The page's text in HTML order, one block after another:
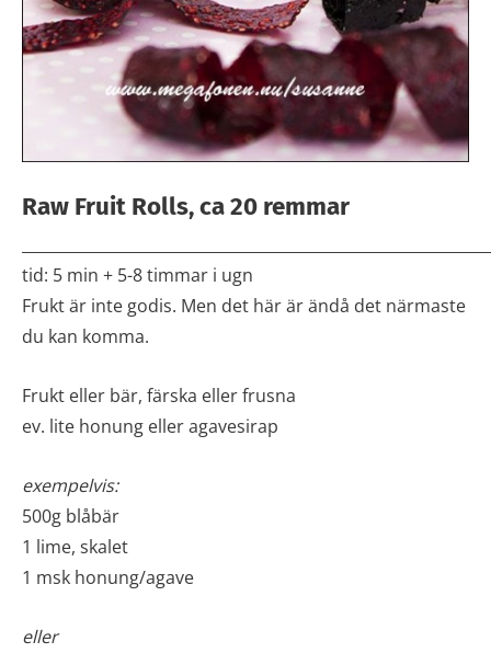
Raw Fruit Rolls, ca 20 remmar
tid: 5 min + 5-8 timmar i ugn
Frukt är inte godis. Men det här är ändå det närmaste
du kan komma.
Frukt eller bär, färska eller frusna
ev. lite honung eller agavesirap
exempelvis:
500g blåbär
1 lime, skalet
1 msk honung/agave
eller